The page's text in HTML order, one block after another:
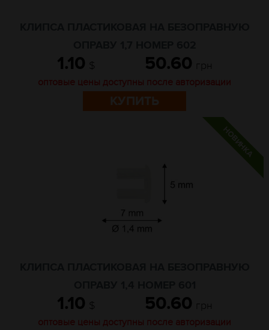
1.10 $ 50.60 грн
оптовые цены доступны после авторизации
КУПИТЬ
1.10 $ 50.60 грн
оптовые цены доступны после авторизации